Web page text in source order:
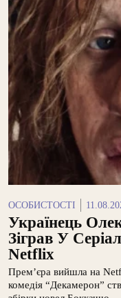
ОСОБИСТОСТІ
Українець
Зіграв У
Netflix
Прем’єра вийшла на
комедія “Декамерон”